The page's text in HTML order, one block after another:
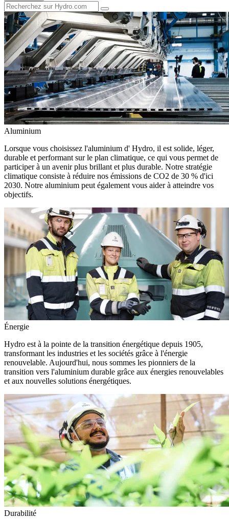
Aluminium
Lorsque vous choisissez l'aluminium d' Hydro, il est solide, léger,
durable et performant sur le plan climatique, ce qui vous permet de
participer à un avenir plus brillant et plus durable. Notre stratégie
climatique consiste à réduire nos émissions de CO2 de 30 % d'ici
2030. Notre aluminium peut également vous aider à atteindre vos
objectifs.
Énergie
Hydro est à la pointe de la transition énergétique depuis 1905,
transformant les industries et les sociétés grâce à l'énergie
renouvelable. Aujourd'hui, nous sommes les pionniers de la
transition vers l'aluminium durable grâce aux énergies renouvelables
et aux nouvelles solutions énergétiques.
Durabilité